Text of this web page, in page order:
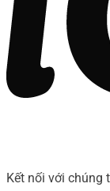
Kết nối với chúng